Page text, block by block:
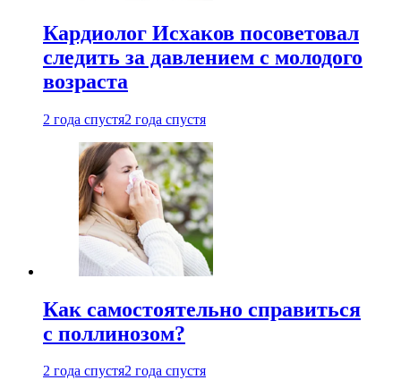
Кардиолог Исхаков посоветовал
следить за давлением с молодого
возраста
2 года спустя2 года спустя
Как самостоятельно справиться
с поллинозом?
2 года спустя2 года спустя